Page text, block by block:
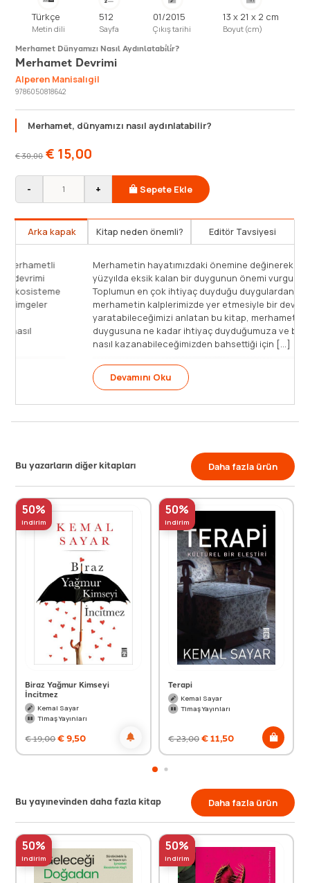
Türkçe
Metin dili
512
Sayfa
01/2015
Çıkış tarihi
13 x 21 x 2 cm
Boyut (cm)
Merhamet Dünyamızı Nasıl Aydınlatabi̇li̇r?
Merhamet Devrimi
Alperen Manisalıgil
9786050818642
Merhamet, dünyamızı nasıl aydınlatabilir?
€30,00 € 15,00
- + Sepete Ekle
Arka kapak Kitap neden önemli? Editör Tavsiyesi
Mütevazı insanların daha diğerkâm ve daha merhametli
oldukları biliniyor. O halde dünyaya bir tevazu devrimi
gerek. Bir merhamet devrimi: Egosistemden ekosisteme
geçmeliyiz. İnsanın kendi benliğine dair olumlu imgeler
üretmesi ve çoğaltmasından, başka insanların
önceliklerine ihtiyaç vermesine… Başkalarına nasıl
göründüğümüz değil, başka [...]
Devamını Oku
Bu yazarların diğer kitapları Daha fazla ürün
50%
indirim
Biraz Yağmur Kimseyi
İncitmez
Kemal Sayar
Timaş Yayınları
€19,00€9,50
50%
indirim
Terapi
Kemal Sayar
Timaş Yayınları
€23,00€11,50
Bu yayınevinden daha fazla kitap Daha fazla ürün
50%
indirim
50%
indirim